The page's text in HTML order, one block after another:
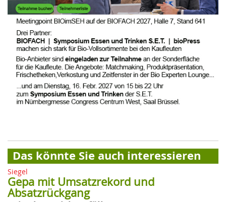
Das könnte Sie auch interessieren
Siegel
Gepa mit Umsatzrekord und
Absatzrückgang